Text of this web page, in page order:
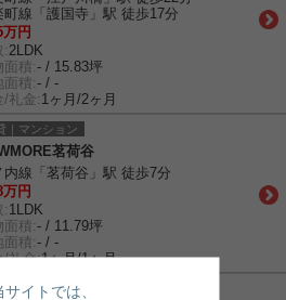
町線「護国寺」駅 徒歩17分
円
:2LDK
面積:- / 15.83坪
面積:- / -
/礼金: 1ヶ月/2ヶ月
｜マンション
茗荷谷
内線「茗荷谷」駅 徒歩7分
万円
:1LDK
面積:- / 11.79坪
面積:- / -
/礼金:1ヶ月/1ヶ月
｜マンション
サイトでは、